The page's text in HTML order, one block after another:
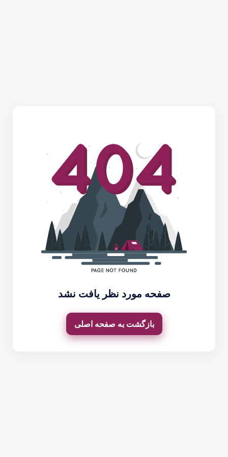
صفحه مورد نظر یافت نشد
بازگشت به صفحه اصلی